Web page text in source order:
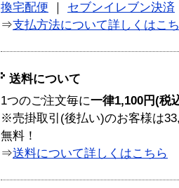
換宅配便
セブンイレブン決済
⇒支払方法について詳しくはこ
送料について
1つのご注文毎に一律1,100円(税
※売掛取引(後払い)のお客様は
無料！
⇒送料について詳しくはこちら